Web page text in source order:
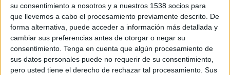
su consentimiento a nosotros y a nuestros 1538 socios para
que llevemos a cabo el procesamiento previamente descrito. De
forma alternativa, puede acceder a información más detallada y
cambiar sus preferencias antes de otorgar o negar su
consentimiento. Tenga en cuenta que algún procesamiento de
sus datos personales puede no requerir de su consentimiento,
pero usted tiene el derecho de rechazar tal procesamiento. Sus
PIN